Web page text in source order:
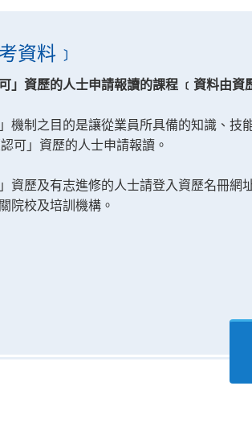
資料﹞
」資歷的人士申請報讀的課程 ﹝資料由資
機制之目的是讓從業員所具備的知識、
可」資歷的人士申請報讀。
資歷及有志進修的人士請登入資歷名冊網
院校及培訓機構。